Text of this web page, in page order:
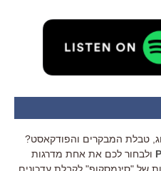
טבלת המבקרים והפודקאסט?
ולבחור לכם את אחת מדרגות